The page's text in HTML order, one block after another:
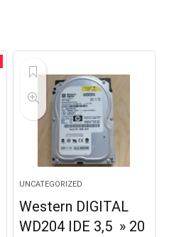
UNCATEGORIZED
Western DIGITAL
WD204 IDE 3,5 » 20